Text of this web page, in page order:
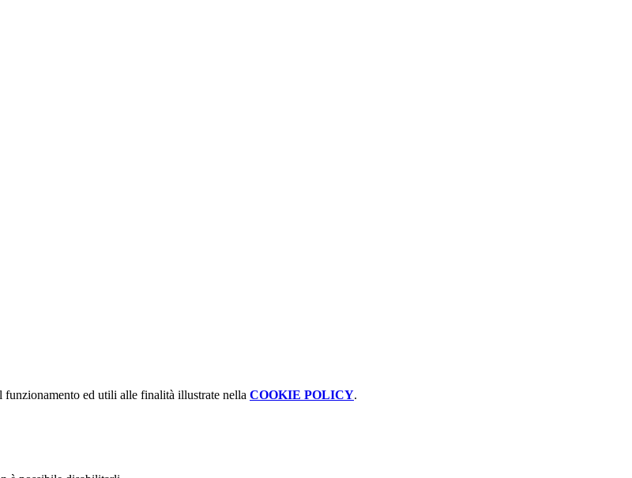
ed utili alle finalità illustrate nella COOKIE POLICY.